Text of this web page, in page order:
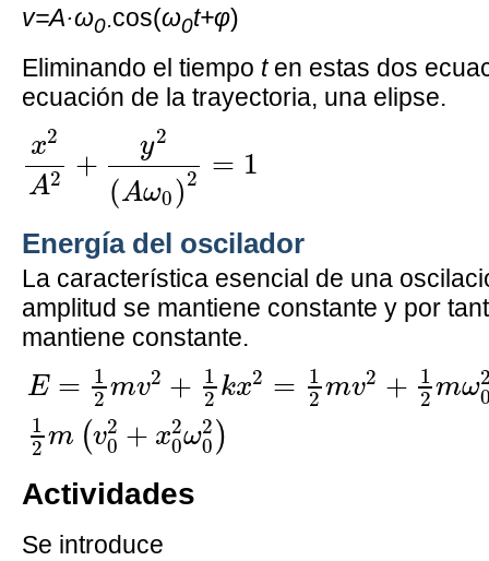
v=A·ω0·cos(ω0t+φ)
Eliminando el tiempo ten estas dos
ecuación de la trayectoria, una elipse.
x2
A2 +
y2
(Aω0)2 = 1
2A A
Energía del oscilador
La característica esencial de una
amplitud se mantiene constante y por
mantiene constante.
E =
1
2 mv2 + 1
2 kx2 =
1
2 mv2 + 1
2 mω
1
2 m (v2
0 + x2
0ω2
0 )
E= m + k x2 = m +1 mω
Actividades
Se introduce